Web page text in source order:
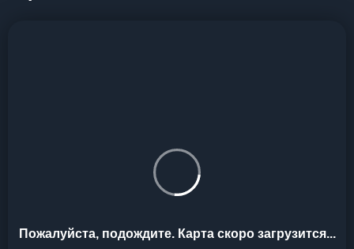
Пожалуйста, подождите. Карта скоро загрузится...